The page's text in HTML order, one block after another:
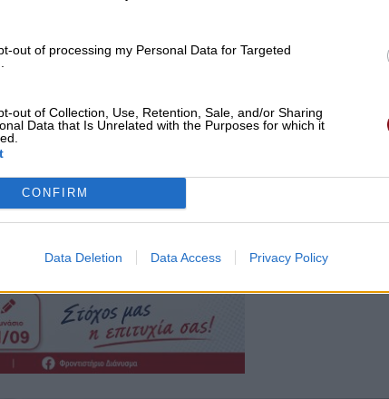
out of processing my Personal Data for Targeted
out of Collection, Use, Retention, Sale, and/or Sharing
Data that Is Unrelated with the Purposes for which it
CONFIRM
Data Deletion Data Access Privacy Policy